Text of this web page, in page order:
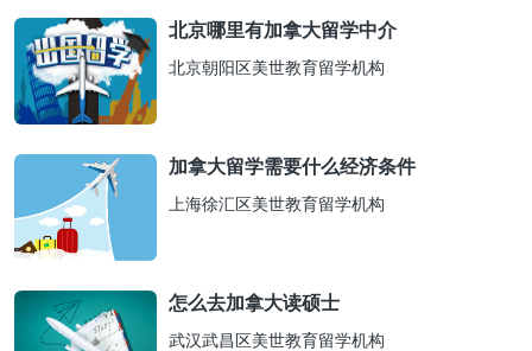
北京哪里有加拿大留学中介
北京朝阳区美世教育留学机构
加拿大留学需要什么经济条件
上海徐汇区美世教育留学机构
怎么去加拿大读硕士
武汉武昌区美世教育留学机构